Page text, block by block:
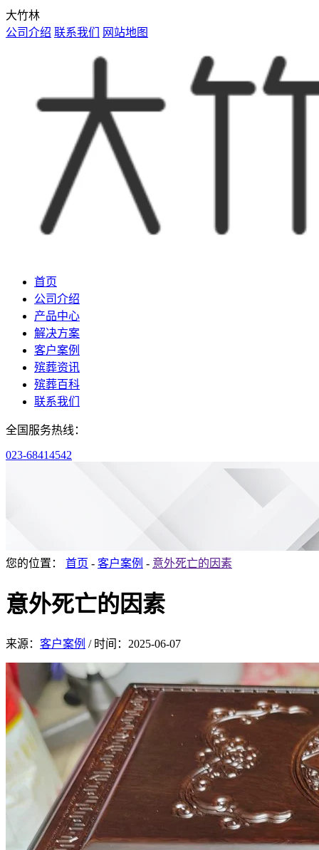
大竹林
公司介绍 联系我们 网站地图
首页
公司介绍
产品中心
解决方案
客户案例
殡葬资讯
殡葬百科
联系我们
全国服务热线：
023-68414542
您的位置： 首页 - 客户案例 - 意外死亡的因素
意外死亡的因素
来源： 客户案例 / 时间： 2025-06-07